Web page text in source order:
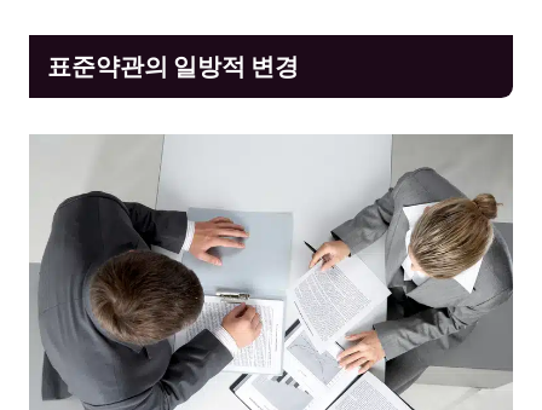
표준약관의 일방적 변경